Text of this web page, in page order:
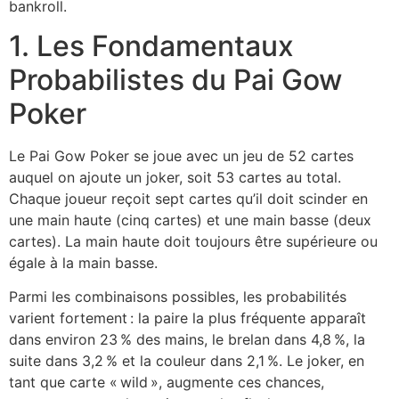
bankroll.
1. Les Fondamentaux
Probabilistes du Pai Gow
Poker
Le Pai Gow Poker se joue avec un jeu de 52 cartes
auquel on ajoute un joker, soit 53 cartes au total.
Chaque joueur reçoit sept cartes qu’il doit scinder en
une main haute (cinq cartes) et une main basse (deux
cartes). La main haute doit toujours être supérieure ou
égale à la main basse.
Parmi les combinaisons possibles, les probabilités
varient fortement : la paire la plus fréquente apparaît
dans environ 23 % des mains, le brelan dans 4,8 %, la
suite dans 3,2 % et la couleur dans 2,1 %. Le joker, en
tant que carte « wild », augmente ces chances,